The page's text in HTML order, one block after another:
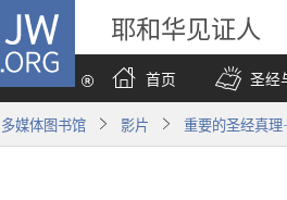
JW.ORG 耶和华见证人
首页
圣经
多媒体图书馆 影片 重要的圣经真